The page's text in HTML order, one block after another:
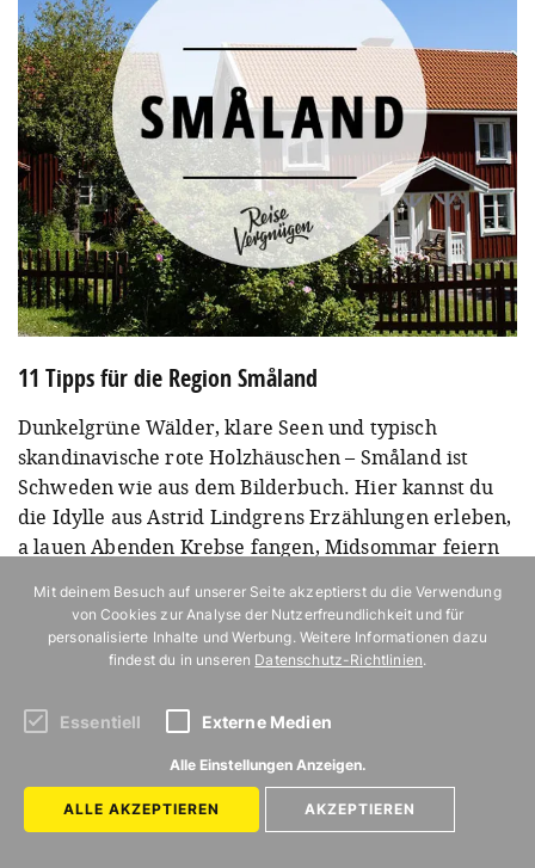
11 Tipps für die Region Småland
Dunkelgrüne Wälder, klare Seen und typisch
skandinavische rote Holzhäuschen – Småland ist
Schweden wie aus dem Bilderbuch. Hier kannst du
die Idylle aus Astrid Lindgrens Erzählungen erleben,
a lauen Abenden Krebse fangen, Midsommar feiern
naschen.
Weiterlesen
Mit deinem Besuch auf unserer Seite akzeptierst du die Verwendung
von Cookies zur Analyse der Nutzerfreundlichkeit und für
personalisierte Inhalte und Werbung. Weitere Informationen dazu
findest du in unseren Datenschutz-Richtlinien.
Essentiell Externe Medien
Alle Einstellungen Anzeigen.
ALLE AKZEPTIEREN AKZEPTIEREN